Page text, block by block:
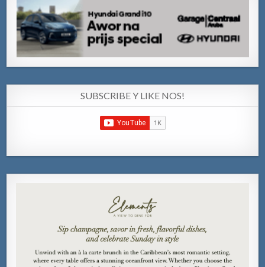
SUBSCRIBE Y LIKE NOS!